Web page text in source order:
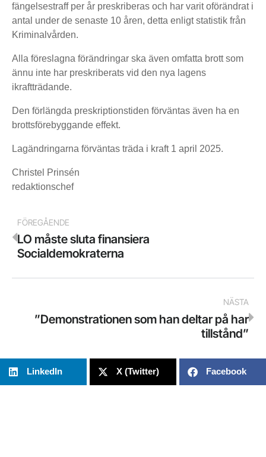
fängelsestraff per år preskriberas och har varit oförändrat i
antal under de senaste 10 åren, detta enligt statistik från
Kriminalvården.
Alla föreslagna förändringar ska även omfatta brott som
ännu inte har preskriberats vid den nya lagens
ikraftträdande.
Den förlängda preskriptionstiden förväntas även ha en
brottsförebyggande effekt.
Lagändringarna förväntas träda i kraft 1 april 2025.
Christel Prinsén
redaktionschef
FÖREGÅENDE
LO måste sluta finansiera
Socialdemokraterna
NÄSTA
”Demonstrationen som han deltar på har
tillstånd”
LinkedIn X (Twitter) Facebook